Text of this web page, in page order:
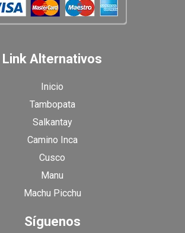
Link Alternativos
Inicio
Tambopata
Salkantay
Camino Inca
Cusco
Manu
Machu Picchu
Síguenos